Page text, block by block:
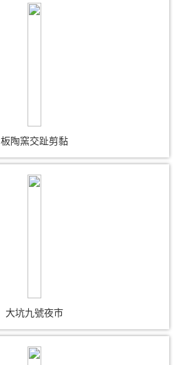
板陶窯交趾剪黏
大坑九號夜市